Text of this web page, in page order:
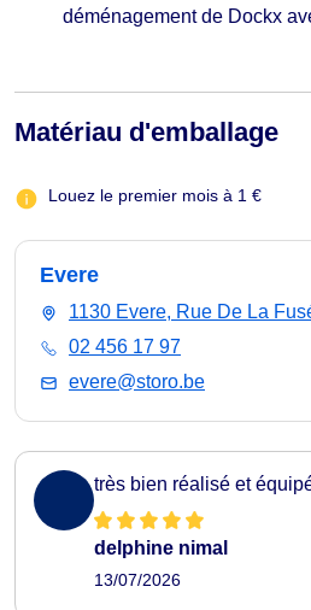
déménagement de Dockx
Matériau d'emballage
Louez le premier mois à 1 €
Evere
1130 Evere, Rue De La
02 456 17 97
evere@storo.be
très bien réalisé et
delphine nimal
13/07/2026